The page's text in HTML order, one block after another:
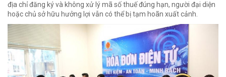
địa chỉ đăng ký và không xử lý mã số thuế đúng hạn, người đại diện
hoặc chủ sở hữu hưởng lợi vẫn có thể bị tạm hoãn xuất cảnh.